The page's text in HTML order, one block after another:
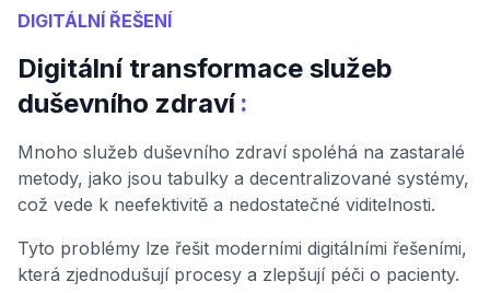
DIGITÁLNÍ ŘEŠENÍ
Digitální transformace služeb
duševního zdraví :
Mnoho služeb duševního zdraví spoléhá na zastaralé
metody, jako jsou tabulky a decentralizované systémy,
což vede k neefektivitě a nedostatečné viditelnosti.
Tyto problémy lze řešit moderními digitálními řešeními,
která zjednodušují procesy a zlepšují péči o pacienty.